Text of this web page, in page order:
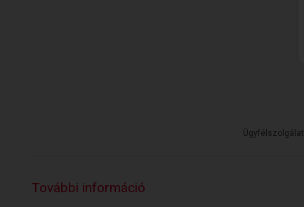
Ügyfélszolgálat
További információ